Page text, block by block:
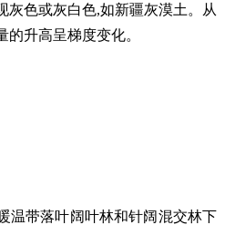
灰色或灰白色,如新疆灰漠土。从
的升高呈梯度变化。
温带落叶阔叶林和针阔混交林下